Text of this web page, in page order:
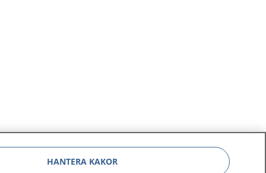
HANTERA KAKOR